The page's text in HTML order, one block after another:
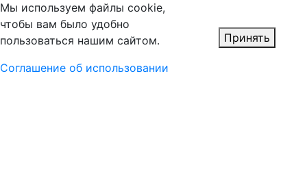
Мы используем файлы cookie,
чтобы вам было удобно
пользоваться нашим сайтом.
Соглашение об использовании
Принять